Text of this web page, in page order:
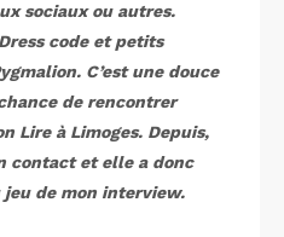
sociaux ou autres.
Dresscode et petits
C’est une douce
de rencontrer
Lire à Limoges. Depuis,
contact et elle a donc
jeu de mon interview.